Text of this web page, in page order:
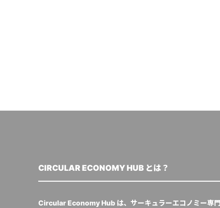
CIRCULAR ECONOMY HUB とは？
Circular Economy Hub は、サーキュラーエコノミー専門